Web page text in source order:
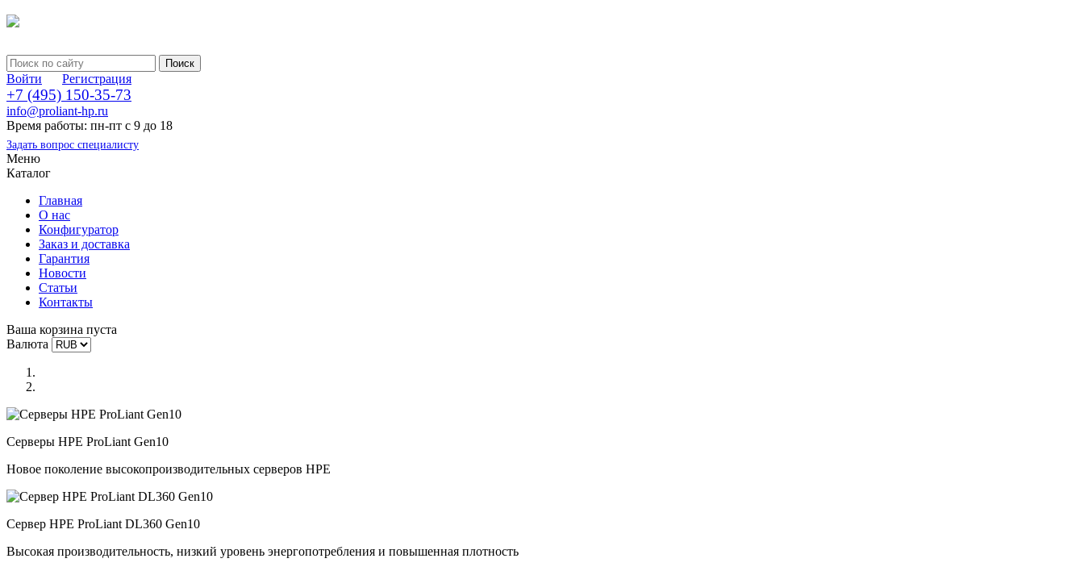
Войти Регистрация
+7 (495) 150-35-73
info@proliant-hp.ru
Время работы: пн-пт с 9 до 18
Задать вопрос специалисту
Меню
Каталог
Главная
О нас
Конфигуратор
Заказ и доставка
Гарантия
Новости
Статьи
Контакты
Ваша корзина пуста
Валюта
Серверы HPE ProLiant Gen10
Новое поколение высокопроизводительных серверов HPE
Сервер HPE ProLiant DL360 Gen10
Высокая производительность, низкий уровень энергопотребления и повышенная плотность